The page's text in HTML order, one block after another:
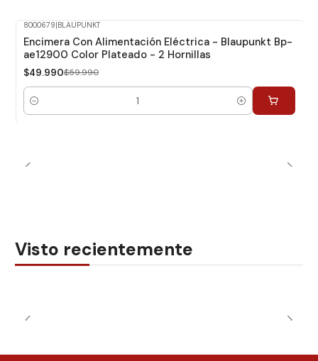
-17%
8000679|BLAUPUNKT
Encimera Con Alimentación Eléctrica - Blaupunkt Bp-
ae12900 Color Plateado - 2 Hornillas
$49.990$59.990
Cantidad
Visto recientemente